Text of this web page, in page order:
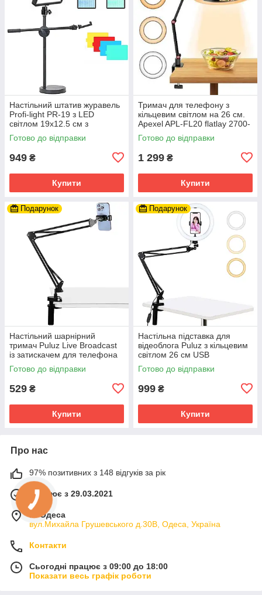
Настільний штатив журавель
Profi-light PR-19 з LED
світлом 19х12.5 см з
кольоровими фільтрами
Готово до відправки
949 ₴
Купити
Тримач для телефону з
кільцевим світлом на 26 см.
Apexel APL-FL20 flatlay 2700-
5500K Ra 97+
Готово до відправки
1 299 ₴
Купити
Подарунок
Настільний шарнірний
тримач Puluz Live Broadcast
із затискачем для телефона
Готово до відправки
529 ₴
Купити
Подарунок
Настільна підставка для
відеоблога Puluz з кільцевим
світлом 26 см USB
Готово до відправки
999 ₴
Купити
Про нас
97% позитивних з 148 відгуків за рік
Працює з 29.03.2021
м. Одеса
вул.Михайла Грушевського д.30В, Одеса, Україна
Контакти
Сьогодні працює з 09:00 до 18:00
Показати весь графік роботи